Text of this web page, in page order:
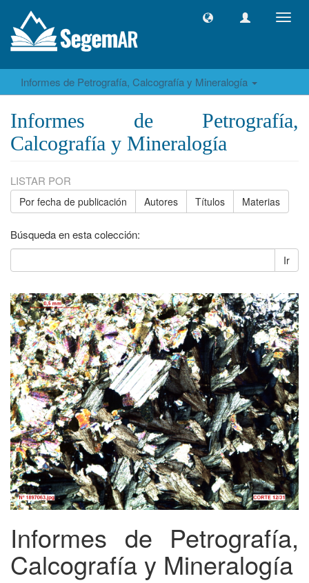
Informes de Petrografía, Calcografía y Mineralogía
Informes de Petrografía,
Calcografía y Mineralogía
LISTAR POR
Por fecha de publicación Autores Títulos Materias
Búsqueda en esta colección:
Ir
Informes de Petrografía,
Calcografía y Mineralogía